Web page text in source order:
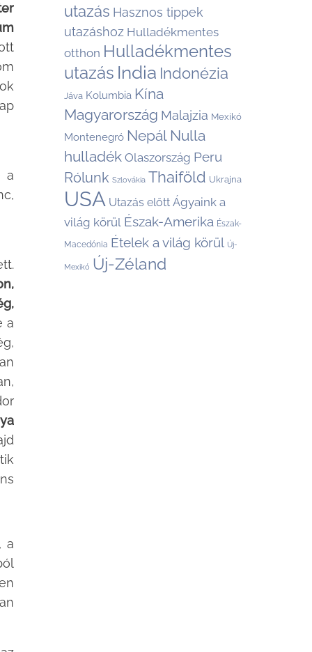
a
a
a
utazás Hasznos tippek
utazáshoz Hulladékmentes
otthon Hulladékmentes
utazás India Indonézia
Jáva Kolumbia Kína
Magyarország Malajzia Mexikó
Montenegró Nepál Nulla
hulladék Olaszország Peru
Rólunk Szlovákia Thaiföld Ukrajna
USA Utazás előtt Ágyaink a
világ körül Észak-Amerika Észak-
Macedónia Ételek a világ körül Új-
Mexikó Új-Zéland